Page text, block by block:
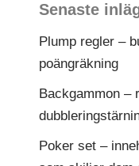
Senaste
Plump regler –
poängräkning
Backgammon –
Poker set –